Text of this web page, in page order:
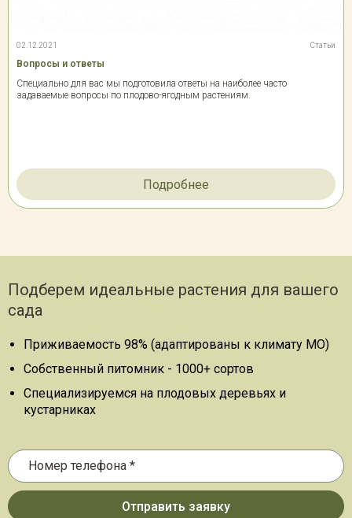
02.12.2021 Статьи
Вопросы и ответы
Специально для вас мы подготовила ответы на наиболее часто
задаваемые вопросы по плодово-ягодным растениям.
Подробнее
Подберем идеальные растения для вашего
сада
Приживаемость 98% (адаптированы к климату МО)
Собственный питомник - 1000+ сортов
Специализируемся на плодовых деревьях и
кустарниках